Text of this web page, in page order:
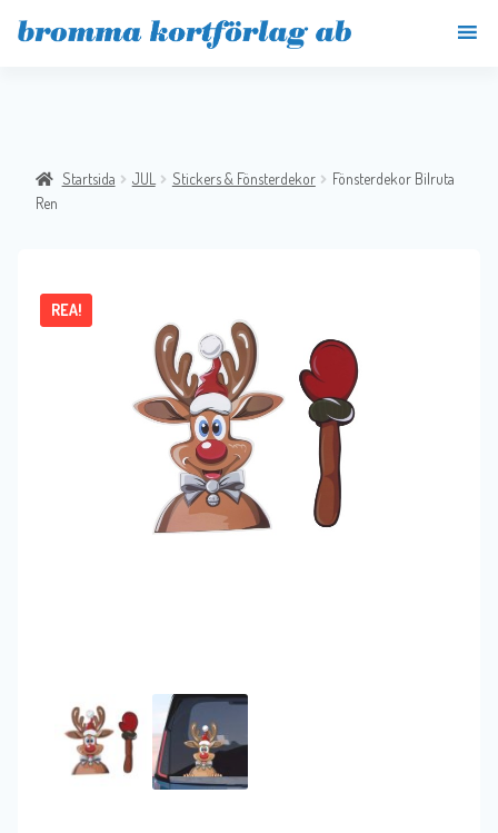
Startsida JUL Stickers & Fönsterdekor
Fönsterdekor Bilruta
Ren
REA!